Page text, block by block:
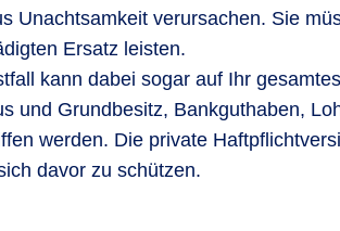
Unachtsamkeit verursachen. Sie
Ersatz leisten.
kann dabei sogar auf Ihr
und Grundbesitz, Bankguthaben,
werden. Die private
davor zu schützen.